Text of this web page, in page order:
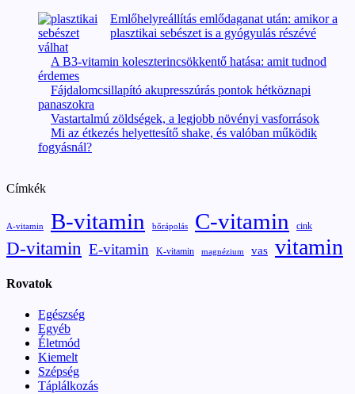
Emlőhelyreállítás emlődaganat után: amikor a
plasztikai sebészet is a gyógyulás részévé
válhat
A B3-vitamin koleszterincsökkentő hatása: amit tudnod
érdemes
Fájdalomcsillapító akupresszúrás pontok hétköznapi
panaszokra
Vastartalmú zöldségek, a legjobb növényi vasforrások
Mi az étkezés helyettesítő shake, és valóban működik
fogyásnál?
Címkék
A-vitamin B-vitamin bőrápolás C-vitamin cink
D-vitamin E-vitamin K-vitamin magnézium vas vitamin
Rovatok
Egészség
Egyéb
Életmód
Kiemelt
Szépség
Táplálkozás